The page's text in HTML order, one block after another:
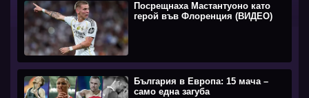
Посрещнаха Мастантуоно като
герой във Флоренция (ВИДЕО)
България в Европа: 15 мача –
само една загуба